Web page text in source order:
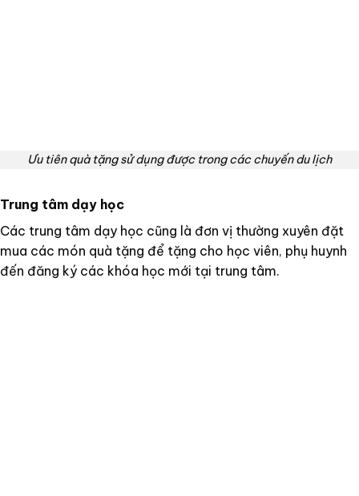
Ưu tiên quà tặng sử dụng được trong các chuyến du lịch
Trung tâm dạy học
Các trung tâm dạy học cũng là đơn vị thường xuyên đặt
mua các món quà tặng để tặng cho học viên, phụ huynh
đến đăng ký các khóa học mới tại trung tâm.